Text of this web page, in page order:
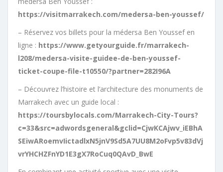
https://visitmarrakech.com/medersa-ben-youssef/
– Réservez vos billets pour la médersa Ben Youssef en
ligne : https://www.getyourguide.fr/marrakech-
l208/medersa-visite-guidee-de-ben-youssef-
ticket-coupe-file-t10550/?partner=282I96A
– Découvrez l’histoire et l’architecture des monuments de
Marrakech avec un guide local :
https://toursbylocals.com/Marrakech-City-Tours?
c=33&src=adwordsgeneral&gclid=CjwKCAjwv_iEBhA
SEiwARoemvIictadlxN5jnV9Sd5A7UU8M2oFvp5v83dVj
vrYHCHZFnYD1E3gX7RoCuq0QAvD_BwE